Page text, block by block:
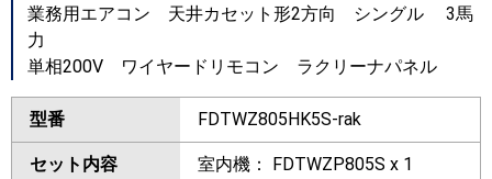
業務用エアコン 天井カセット形2方向 シングル 3馬
力
単相200V ワイヤードリモコン ラクリーナパネル
型番 FDTWZ805HK5S-rak
セット内容
室内機： FDTWZP805S x 1